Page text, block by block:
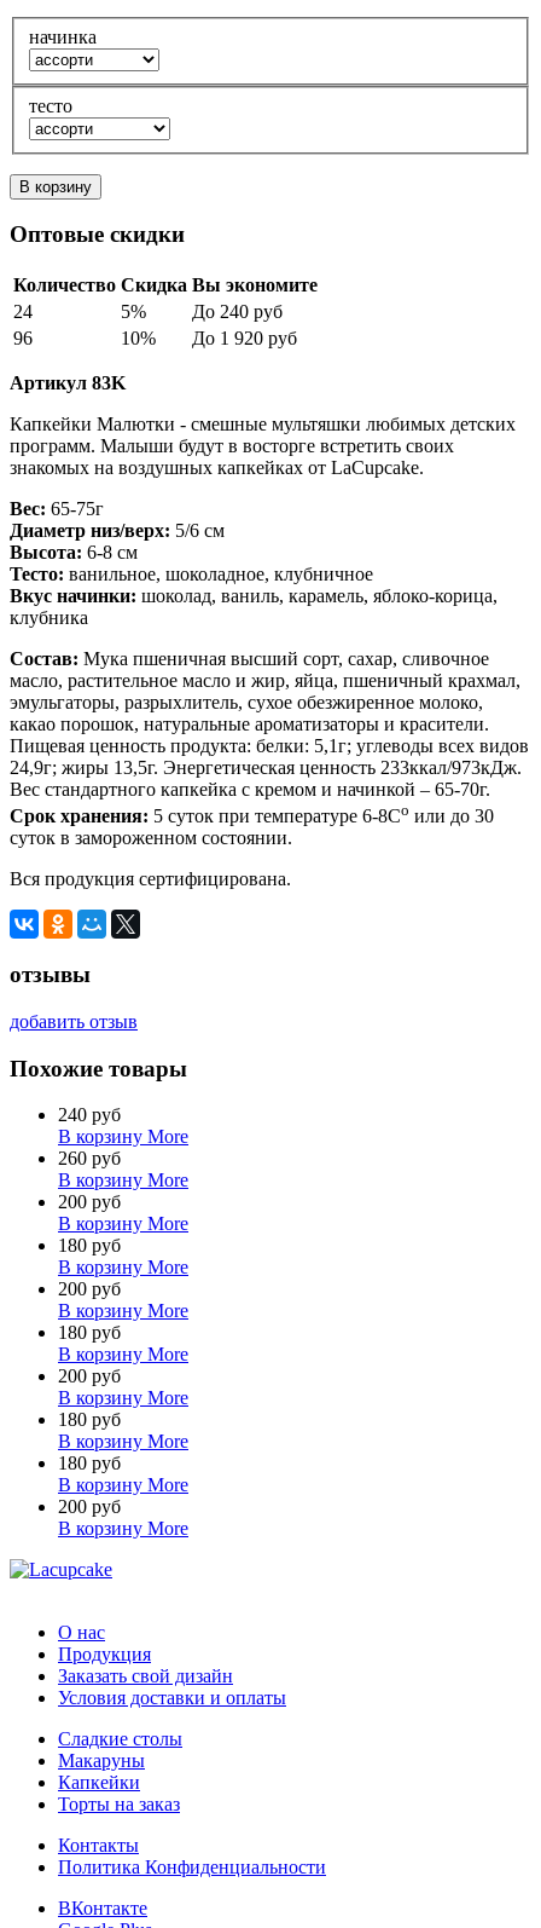
начинка
тесто
В корзину
Оптовые скидки
Количество Скидка Вы экономите
24
5% До 240 руб
96
10% До 1 920 руб
Артикул 83K
Капкейки Малютки - смешные мультяшки любимых детских
программ. Малыши будут в восторге встретить своих
знакомых на воздушных капкейках от LaCupcake.
Вес: 65-75г
Диаметр низ/верх: 5/6 см
Высота: 6-8 см
Тесто: ванильное, шоколадное, клубничное
Вкус начинки: шоколад, ваниль, карамель, яблоко-корица,
клубника
Состав: Мука пшеничная высший сорт, сахар, сливочное
масло, растительное масло и жир, яйца, пшеничный крахмал,
эмульгаторы, разрыхлитель, сухое обезжиренное молоко,
какао порошок, натуральные ароматизаторы и красители.
Пищевая ценность продукта: белки: 5,1г; углеводы всех видов
24,9г; жиры 13,5г. Энергетическая ценность 233ккал/973кДж.
Вес стандартного капкейка с кремом и начинкой – 65-70г.
Срок хранения: 5 суток при температуре 6-8Сo или до 30
суток в замороженном состоянии.
Вся продукция сертифицирована.
отзывы
добавить отзыв
Похожие товары
240 руб
В корзину More
260 руб
В корзину More
200 руб
В корзину More
180 руб
В корзину More
200 руб
В корзину More
180 руб
В корзину More
200 руб
В корзину More
180 руб
В корзину More
180 руб
В корзину More
200 руб
В корзину More
О нас
Продукция
Заказать свой дизайн
Условия доставки и оплаты
Сладкие столы
Макаруны
Капкейки
Торты на заказ
Контакты
Политика Конфиденциальности
ВКонтакте